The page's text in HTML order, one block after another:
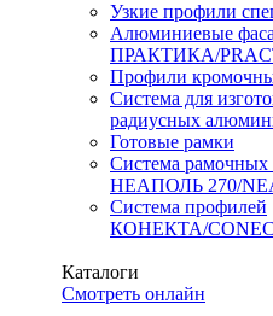
Узкие профили
Алюминиевые
ПРАКТИКА/
Профили
Система для
радиусных
Готовые рамки
Система рамочных
НЕАПОЛЬ 270/
Система профилей
КОНЕКТА/
Каталоги
Смотреть онлайн